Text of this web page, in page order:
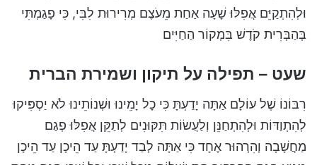
וּלְהִתְקַיֵּם אֲפִלּוּ שָׁעָה אַחַת מֵעֹצֶם מְרִירוּת לִבִּי, כִּי פָגַמְתִּי
בְּהַבְּרִית קֹדֶשׁ בִּמְקוֹר הַחַיִּים
שעט – תפילה על תיקון ושמירת הברית
רִבּוֹנוֹ שֶׁל עוֹלָם אַתָּה יָדַעְתָּ כִּי כָל יָמֵינוּ וּשְׁנוֹתֵינוּ לֹא יַסְפִּיקוּ
לְהִתְוַדּוֹת וּלְהִתְחַנֵּן וְלַעֲשׂוֹת תִּקּוּנִים לְתַקֵּן אֲפִלּוּ פְגַם
מַחֲשָׁבָה וְהִרְהוּר אֶחָד כִּי אַתָּה לְבַד יָדַעְתָּ עַד הֵיכָן עַד הֵיכָן